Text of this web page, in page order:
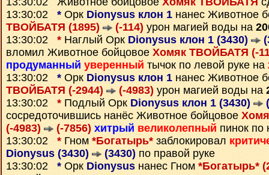
13:30:02 * Орк Dionysus клон 1 нанес Животное
ТВОЙБАТЯ (1895)
(-114) урон магией воды на
13:30:02 * Наглый Орк Dionysus клон 1 (3430)
вломил Животное бойцовое Хомяк ТВОЙБАТЯ (-
продуманный уверенный тычок по левой руке на
13:30:02 * Орк Dionysus клон 1 нанес Животное
ТВОЙБАТЯ (-2944)
(-4983) урон магией воды на
13:30:02 * Подлый Орк Dionysus клон 1 (3430)
сосредоточившись нанёс Животное бойцовое
(-4983)
(-7856) хитрый великолепный пинок по
13:30:02 * Гном *Богатырь* заблокировал
Dionysus (3430)
(3430) по правой руке
13:30:02 * Орк Dionysus нанес Гном *Богатырь*